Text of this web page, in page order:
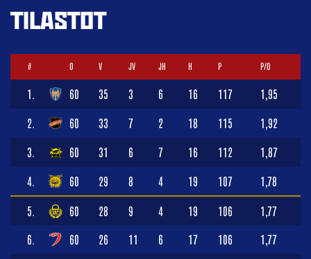
TILASTOT
# O V JV JH H P P/O
1. 60 35 3 6 16 117 1,95
2. 60 33 7 2 18 115 1,92
3. 60 31 6 7 16 112 1,87
4. 60 29 8 4 19 107 1,78
5. 60 28 9 4 19 106 1,77
6. 60 26 11 6 17 106 1,77